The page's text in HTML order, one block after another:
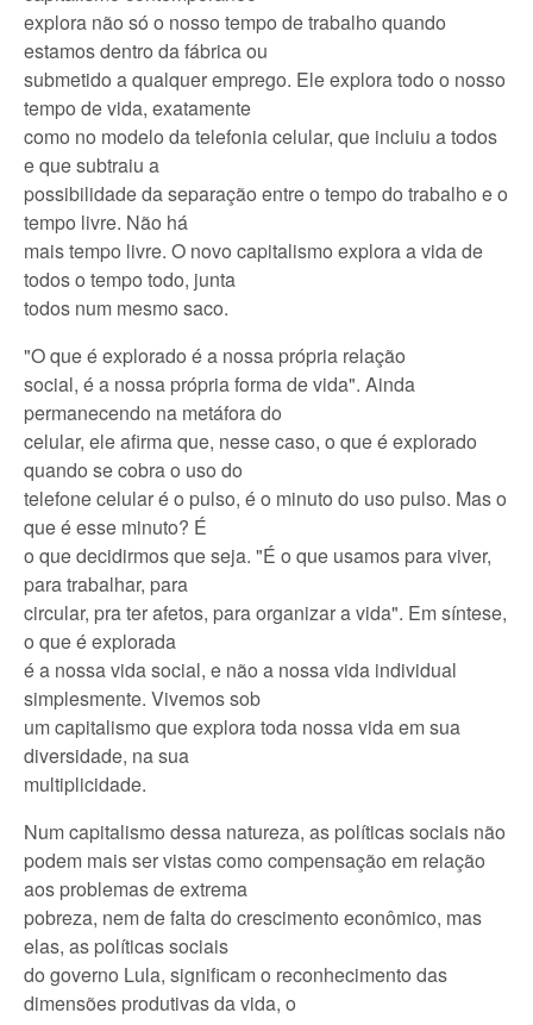
explora não só o nosso tempo de trabalho quando
estamos dentro da fábrica ou
submetido a qualquer emprego. Ele explora todo o nosso
tempo de vida, exatamente
como no modelo da telefonia celular, que incluiu a todos
e que subtraiu a
possibilidade da separação entre o tempo do trabalho e o
tempo livre. Não há
mais tempo livre. O novo capitalismo explora a vida de
todos o tempo todo, junta
todos num mesmo saco.
"O que é explorado é a nossa própria relação
social, é a nossa própria forma de vida". Ainda
permanecendo na metáfora do
celular, ele afirma que, nesse caso, o que é explorado
quando se cobra o uso do
telefone celular é o pulso, é o minuto do uso pulso. Mas o
que é esse minuto? É
o que decidirmos que seja. "É o que usamos para viver,
para trabalhar, para
circular, pra ter afetos, para organizar a vida". Em síntese,
o que é explorada
é a nossa vida social, e não a nossa vida individual
simplesmente. Vivemos sob
um capitalismo que explora toda nossa vida em sua
diversidade, na sua
multiplicidade.
Num capitalismo dessa natureza, as políticas sociais não
podem mais ser vistas como compensação em relação
aos problemas de extrema
pobreza, nem de falta do crescimento econômico, mas
elas, as políticas sociais
do governo Lula, significam o reconhecimento das
dimensões produtivas da vida, o